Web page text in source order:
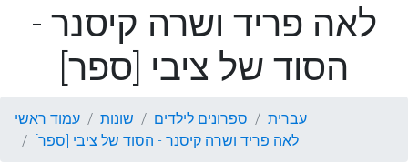
לאה פריד ושרה קיסנר -
הסוד של ציבי [ספר]
עמוד ראשי שונות ספרונים לילדים
עברית
לאה פריד ושרה קיסנר - הסוד של ציבי [ספר]